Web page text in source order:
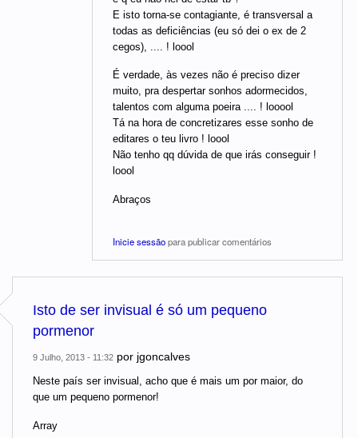
E isto torna-se contagiante, é transversal a
todas as deficiências (eu só dei o ex de 2
cegos), .... ! loool
É verdade, às vezes não é preciso dizer
muito, pra despertar sonhos adormecidos,
talentos com alguma poeira .... ! looool
Tá na hora de concretizares esse sonho de
editares o teu livro ! loool
Não tenho qq dúvida de que irás conseguir !
loool
Abraços
Inicie sessãopara publicar comentários
Isto de ser invisual é só um pequeno
pormenor
9 Julho, 2013 - 11:32 por jgoncalves
Neste país ser invisual, acho que é mais um por maior, do
que um pequeno pormenor!
Array